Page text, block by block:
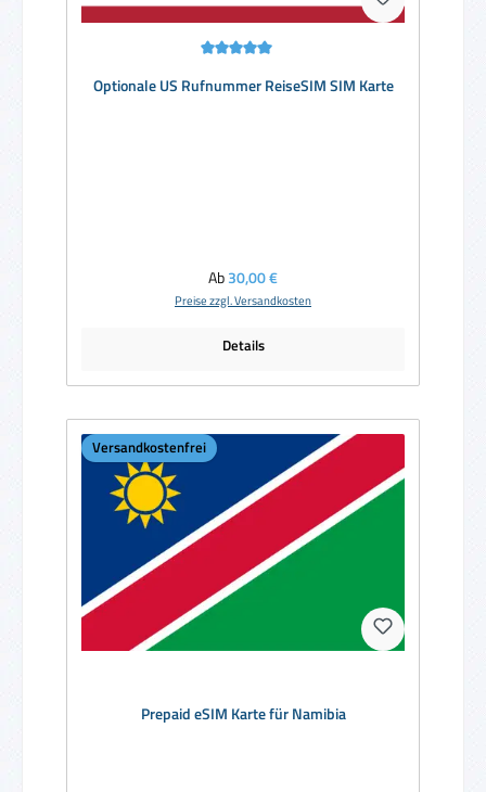
Optionale US Rufnummer ReiseSIM SIM Karte
Regulärer Preis:
Ab30,00 €
Preise zzgl. Versandkosten
Details
Versandkostenfrei
Prepaid eSIM Karte für Namibia